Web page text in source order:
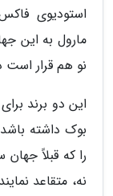
استودیوی
مارول به این
نو هم قرار است در 2 می 2025 منتشر
این دو برند
بوک داشته
را که قبلاً جهان
نه، متقاعد